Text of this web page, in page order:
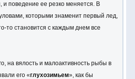
поведение ее резко меняется. В
которыми знаменит первый лед,
то становится с каждым днем все
на вялость и малоактивность рыбы в
его «глухозимьем», как бы